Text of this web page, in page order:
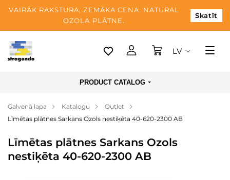
VAIRĀK RAKSTURA, ZEMĀKA CENA. NATURAL
OZOLA PLĀTNE.
Skatīt
Tallina
Apmaksa
Blogs
LV
PRODUCT CATALOG
Galvenā lapa Katalogu
Outlet
Līmētas plātnes Sarkans Ozols nestiķēta 40-620-2300 AB
Līmētas plātnes Sarkans Ozols
nestiķēta 40-620-2300 AB